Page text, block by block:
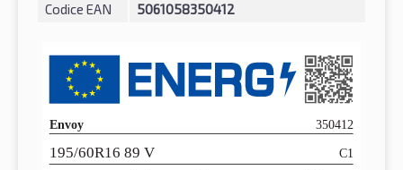
Codice EAN 5061058350412